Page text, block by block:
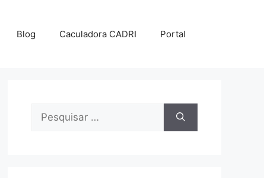
Blog Caculadora CADRI Portal